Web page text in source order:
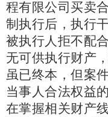
程有限公司买卖
制执行后，执行
被执行人拒不配
无可供执行财产
虽已终本，但案
当事人合法权益
在掌握相关财产